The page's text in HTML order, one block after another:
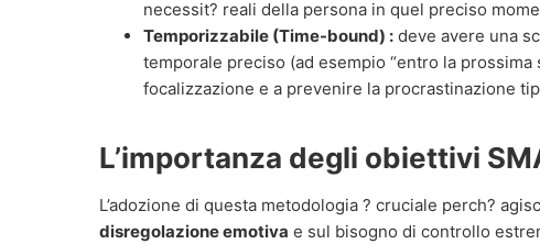
necessit? reali della persona in quel preciso
Temporizzabile (Time-bound) : deve avere una
temporale preciso (ad esempio “entro la prossima
focalizzazione e a prevenire la procrastinazione
L’importanza degli obiettivi
L’adozione di questa metodologia ? cruciale perch?
disregolazione emotiva e sul bisogno di controllo